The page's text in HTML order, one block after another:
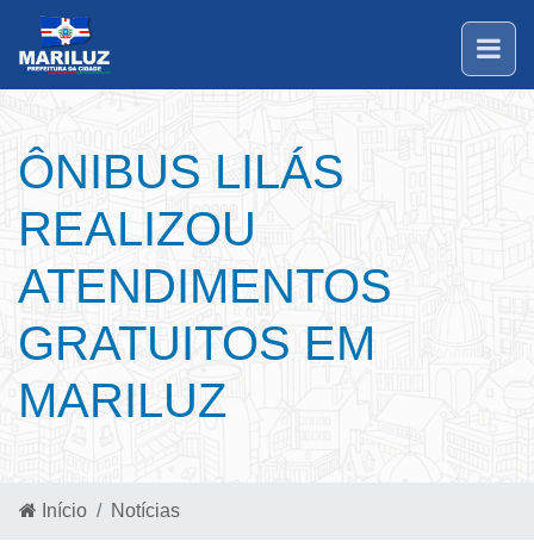
ÔNIBUS LILÁS
REALIZOU
ATENDIMENTOS
GRATUITOS EM
MARILUZ
Início Notícias